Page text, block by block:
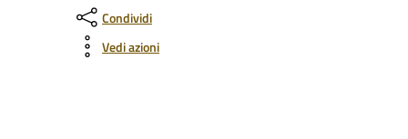
Condividi
Vedi azioni